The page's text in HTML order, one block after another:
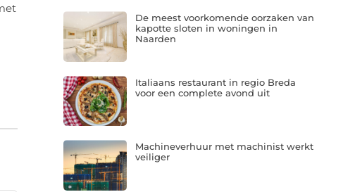
De meest voorkomende oorzaken van
kapotte sloten in woningen in
Naarden
Italiaans restaurant in regio Breda
voor een complete avond uit
Machineverhuur met machinist werkt
veiliger